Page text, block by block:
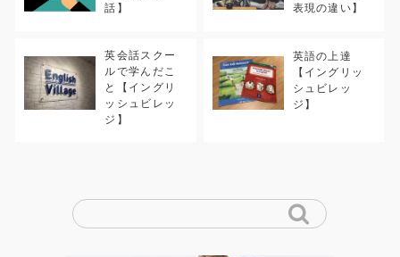
話】
表現の違い】
英会話スクー
ルで学んだこ
と【イングリ
ッシュビレッ
ジ】
英語の上達
【イングリッ
シュビレッ
ジ】